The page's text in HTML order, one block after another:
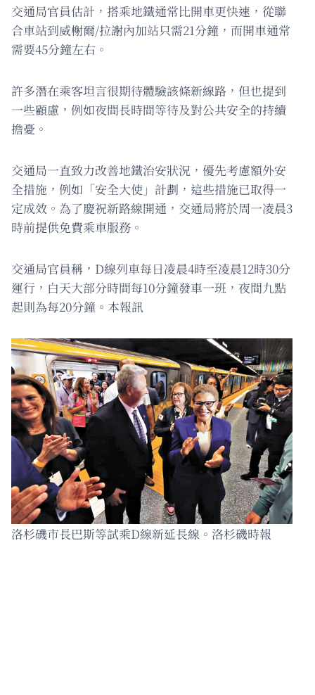
交通局官員估計，搭乘地鐵通常比開車更快速，從聯
合車站到威榭爾/拉謝內加站只需21分鐘，而開車通常
需要45分鐘左右。
許多潛在乘客坦言很期待體驗該條新線路，但也提到
一些顧慮，例如夜間長時間等待及對公共安全的持續
擔憂。
交通局一直致力改善地鐵治安狀況，優先考慮額外安
全措施，例如「安全大使」計劃，這些措施已取得一
定成效。為了慶祝新路線開通，交通局將於周一凌晨3
時前提供免費乘車服務。
交通局官員稱，D線列車每日凌晨4時至凌晨12時30分
運行，白天大部分時間每10分鐘發車一班，夜間九點
起則為每20分鐘。本報訊
洛杉磯市長巴斯等試乘D線新延長線。洛杉磯時報